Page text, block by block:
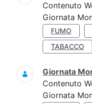
Contenuto
Giornata
FUMO
TABACCO
Giornata
Contenuto
Giornata